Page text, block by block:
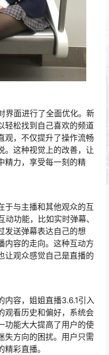
界面进行了全面优化。新
轻松找到自己喜欢的频道
观，不仅提升了操作流畅
。这种视觉上的改善，让
精力，享受每一刻的精
于与主播和其他观众的互
功能，比如实时弹幕、
发送弹幕表达自己的想
内容的走向。这种互动方
让观众感觉自己是直播的
内容，姐姐直播3.6.1引入
观看历史和偏好，系统会
功能大大提高了用户的使
失方向的困扰。用户只需
彩直播。